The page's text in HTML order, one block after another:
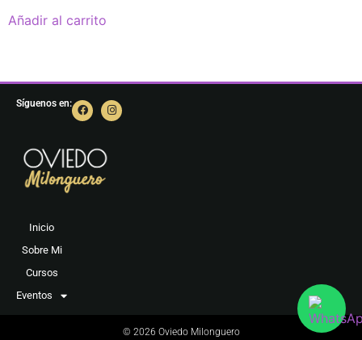
Añadir al carrito
Síguenos en:
Inicio
Sobre Mi
Cursos
Eventos
© 2026 Oviedo Milonguero